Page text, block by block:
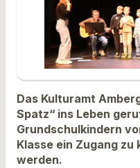
Das Kulturamt
Spatz“ ins Leben
Grundschulkindern
Klasse ein Zugang
werden.